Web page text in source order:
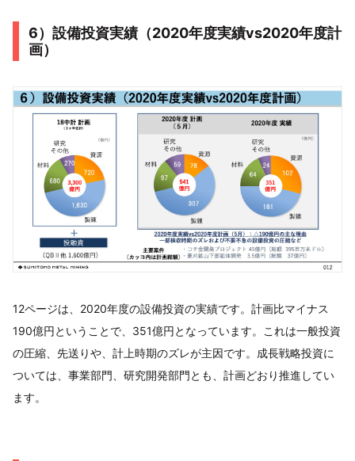
6）設備投資実績（2020年度実績vs2020年度計
画）
12ページは、2020年度の設備投資の実績です。計画比マイナス
190億円ということで、351億円となっています。これは一般投資
の圧縮、先送りや、計上時期のズレが主因です。成長戦略投資に
ついては、事業部門、研究開発部門とも、計画どおり推進してい
ます。